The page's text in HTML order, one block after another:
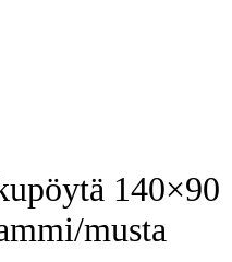
140×90
musta